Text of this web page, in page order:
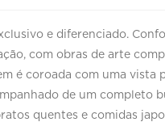
e diferenciado.
com obras de arte
é coroada com uma vista
de um completo
quentes e comidas